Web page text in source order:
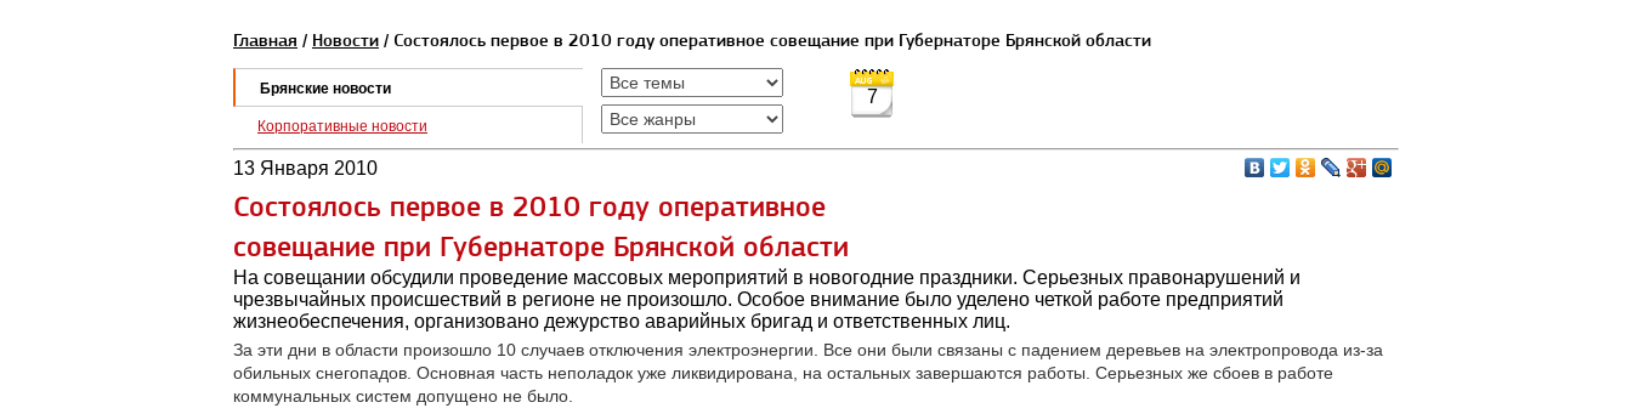
Главная / Новости / Состоялось первое в 2010 году оперативное совещание при Губернаторе Брянской области
Брянские новости
Корпоративные новости
7
13 Января 2010
Состоялось первое в 2010 году оперативное
совещание при Губернаторе Брянской области
На совещании обсудили проведение массовых мероприятий в новогодние праздники. Серьезных правонарушений и
чрезвычайных происшествий в регионе не произошло. Особое внимание было уделено четкой работе предприятий
жизнеобеспечения, организовано дежурство аварийных бригад и ответственных лиц.
За эти дни в области произошло 10 случаев отключения электроэнергии. Все они были связаны с падением деревьев на электропровода из-за
обильных снегопадов. Основная часть неполадок уже ликвидирована, на остальных завершаются работы. Серьезных же сбоев в работе
коммунальных систем допущено не было.